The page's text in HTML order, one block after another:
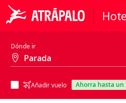
Dónde ir
Añadir vuelo ahorra hasta un